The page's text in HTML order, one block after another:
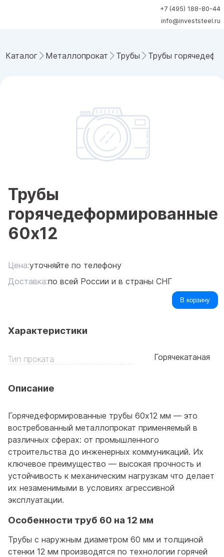
+7 (495) 188-80-44
info@investsteel.ru
Каталог Металлопрокат Трубы Трубы
Трубы
горячедеформированные
60x12
Цена:уточняйте по телефону
Доставка:по всей России и в страны СНГ
В корзину
Характеристики
Тип проката Горячекатаная
Описание
Горячедеформированные трубы 60x12 мм — это
востребованный металлопрокат применяемый в
различных сферах: от промышленного
строительства до инженерных коммуникаций. Их
ключевое преимущество — высокая прочность и
устойчивость к механическим нагрузкам что делает
их незаменимыми в условиях агрессивной
эксплуатации.
Особенности труб 60 на 12 мм
Трубы с наружным диаметром 60 мм и толщиной
стенки 12 мм производятся по технологии горячей